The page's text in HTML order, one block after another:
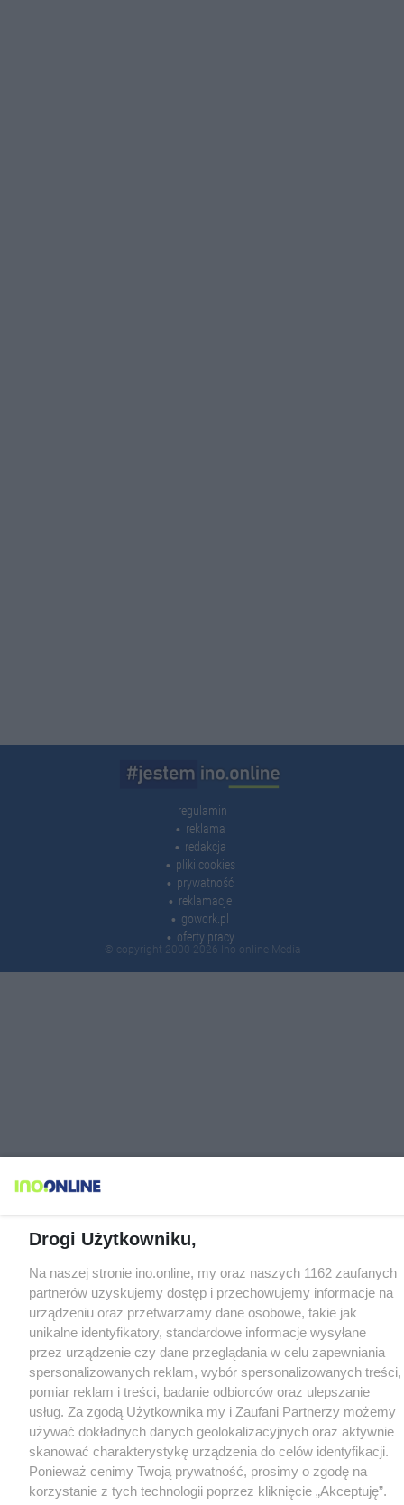
regulamin
reklama
redakcja
pliki cookies
prywatność
reklamacje
gowork.pl
oferty pracy
© copyright 2000-2026 Ino-online Media
Drogi Użytkowniku,
Na naszej stronie ino.online, my oraz naszych 1162 zaufanych
partnerów uzyskujemy dostęp i przechowujemy informacje na
urządzeniu oraz przetwarzamy dane osobowe, takie jak
unikalne identyfikatory, standardowe informacje wysyłane
przez urządzenie czy dane przeglądania w celu zapewniania
spersonalizowanych reklam, wybór spersonalizowanych treści,
pomiar reklam i treści, badanie odbiorców oraz ulepszanie
usług. Za zgodą Użytkownika my i Zaufani Partnerzy możemy
używać dokładnych danych geolokalizacyjnych oraz aktywnie
skanować charakterystykę urządzenia do celów identyfikacji.
Ponieważ cenimy Twoją prywatność, prosimy o zgodę na
korzystanie z tych technologii poprzez kliknięcie „Akceptuję”.